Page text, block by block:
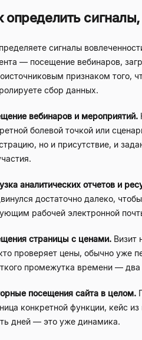
определить
сигналы
— посещение вебинаров,
признаком того,
сбор данных.
вебинаров и мероприятий.
болевой точкой или
но и присутствие, и
аналитических отчетов и
достаточно далеко,
рабочей электронной
страницы с ценами. Визит
проверяет цены, обычно уже
промежутка времени — два
посещения сайта в целом.
конкретной функции, кейс
дней — это уже динамика.